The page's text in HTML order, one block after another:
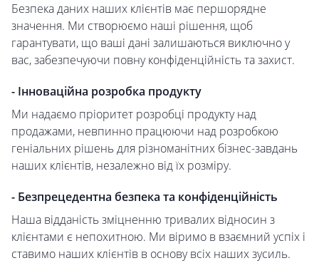
Безпека даних наших клієнтів має першорядне
значення. Ми створюємо наші рішення, щоб
гарантувати, що ваші дані залишаються виключно у
вас, забезпечуючи повну конфіденційність та захист.
- Інноваційна розробка продукту
Ми надаємо пріоритет розробці продукту над
продажами, невпинно працюючи над розробкою
геніальних рішень для різноманітних бізнес-завдань
наших клієнтів, незалежно від їх розміру.
- Безпрецедентна безпека та конфіденційність
Наша відданість зміцненню тривалих відносин з
клієнтами є непохитною. Ми віримо в взаємний успіх і
ставимо наших клієнтів в основу всіх наших зусиль.